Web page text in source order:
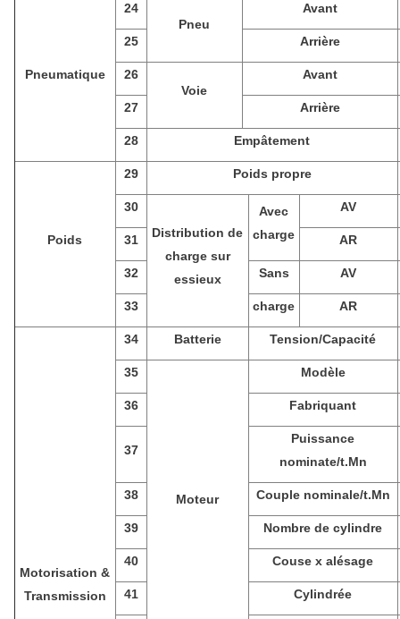
Pneumatique
24
Pneu
Avant
25 Arrière
26
Voie
Avant
27 Arrière
28 Empâtement
Poids
29 Poids propre
30
Distribution de
charge sur
essieux
Avec
charge
AV
31 AR
32 Sans AV
33 charge AR
Motorisation &
Transmission
34 Batterie Tension/Capacité
35
Moteur
Modèle
36 Fabriquant
37
Puissance
nominate/t.Mn
38 Couple nominale/t.Mn
39 Nombre de cylindre
40 Couse x alésage
41 Cylindrée